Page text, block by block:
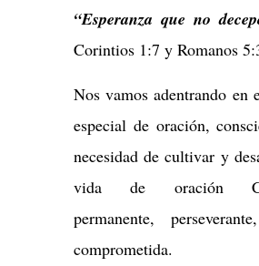
“Esperanza que no
Corintios 1:7 y Romanos
Nos vamos adentrando en
especial de oración,
necesidad de cultivar y
vida de oración
permanente,
comprometida.